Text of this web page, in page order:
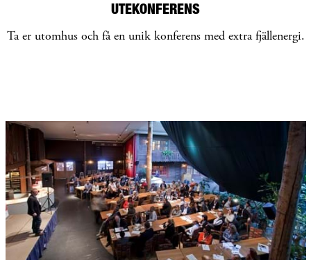
UTEKONFERENS
Ta er utomhus och få en unik konferens med extra fjällenergi.